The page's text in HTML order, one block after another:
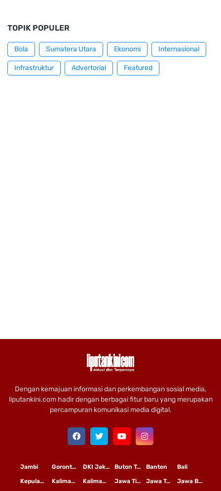
TOPIK POPULER
Bola Sumatera Utara Ekonomi Internasional
Infrastruktur Advertorial Featured
Dengan kemajuan informasi dan perkembangan sosial media,
liputankini.com hadir dengan berbagai fitur baru yang merupakan
percampuran komunikasi media digital.
Bali
Banten
Buton Tengah
DKI Jakarta
Gorontalo
Jambi
Jawa Barat
Jawa Tengah
Jawa Timur
Kalimantan Tengah
Kalimantan Timur
Kepulauan Riau